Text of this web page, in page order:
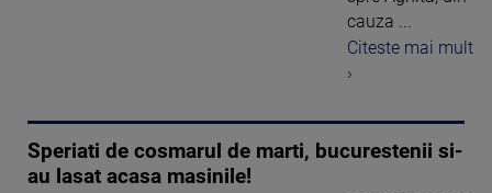
cauza ...
Citeste mai mult
›
Speriati de cosmarul de marti, bucurestenii si-
au lasat acasa masinile!